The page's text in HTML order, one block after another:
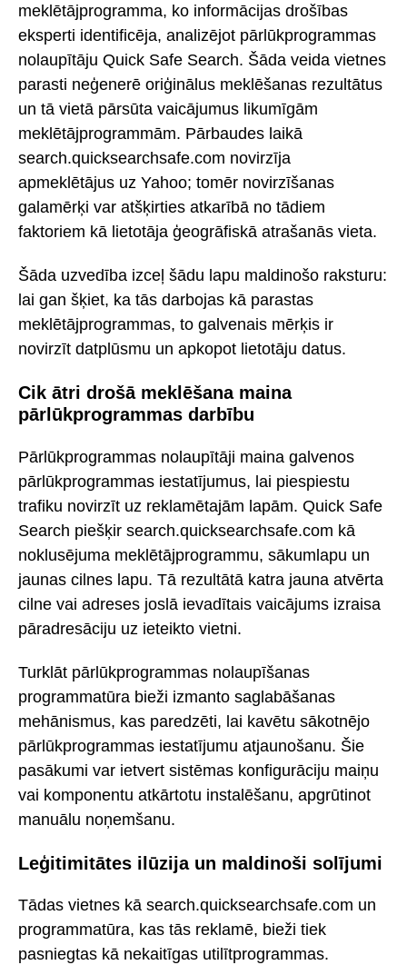
meklētājprogramma, ko informācijas drošības
eksperti identificēja, analizējot pārlūkprogrammas
nolaupītāju Quick Safe Search. Šāda veida vietnes
parasti neģenerē oriģinālus meklēšanas rezultātus
un tā vietā pārsūta vaicājumus likumīgām
meklētājprogrammām. Pārbaudes laikā
search.quicksearchsafe.com novirzīja
apmeklētājus uz Yahoo; tomēr novirzīšanas
galamērķi var atšķirties atkarībā no tādiem
faktoriem kā lietotāja ģeogrāfiskā atrašanās vieta.
Šāda uzvedība izceļ šādu lapu maldinošo raksturu:
lai gan šķiet, ka tās darbojas kā parastas
meklētājprogrammas, to galvenais mērķis ir
novirzīt datplūsmu un apkopot lietotāju datus.
Cik ātri drošā meklēšana maina
pārlūkprogrammas darbību
Pārlūkprogrammas nolaupītāji maina galvenos
pārlūkprogrammas iestatījumus, lai piespiestu
trafiku novirzīt uz reklamētajām lapām. Quick Safe
Search piešķir search.quicksearchsafe.com kā
noklusējuma meklētājprogrammu, sākumlapu un
jaunas cilnes lapu. Tā rezultātā katra jauna atvērta
cilne vai adreses joslā ievadītais vaicājums izraisa
pāradresāciju uz ieteikto vietni.
Turklāt pārlūkprogrammas nolaupīšanas
programmatūra bieži izmanto saglabāšanas
mehānismus, kas paredzēti, lai kavētu sākotnējo
pārlūkprogrammas iestatījumu atjaunošanu. Šie
pasākumi var ietvert sistēmas konfigurāciju maiņu
vai komponentu atkārtotu instalēšanu, apgrūtinot
manuālu noņemšanu.
Leģitimitātes ilūzija un maldinoši solījumi
Tādas vietnes kā search.quicksearchsafe.com un
programmatūra, kas tās reklamē, bieži tiek
pasniegtas kā nekaitīgas utilītprogrammas.